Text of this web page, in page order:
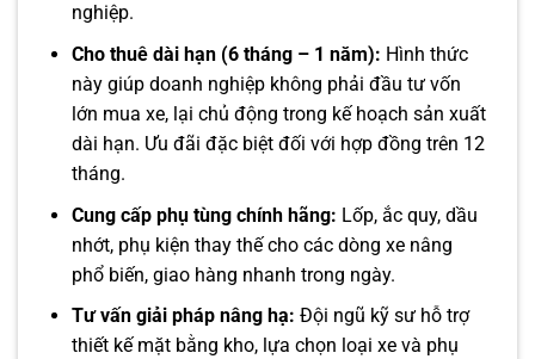
nghiệp.
Cho thuê dài hạn (6 tháng – 1 năm): Hình thức
này giúp doanh nghiệp không phải đầu tư vốn
lớn mua xe, lại chủ động trong kế hoạch sản xuất
dài hạn. Ưu đãi đặc biệt đối với hợp đồng trên 12
tháng.
Cung cấp phụ tùng chính hãng: Lốp, ắc quy, dầu
nhớt, phụ kiện thay thế cho các dòng xe nâng
phổ biến, giao hàng nhanh trong ngày.
Tư vấn giải pháp nâng hạ: Đội ngũ kỹ sư hỗ trợ
thiết kế mặt bằng kho, lựa chọn loại xe và phụ